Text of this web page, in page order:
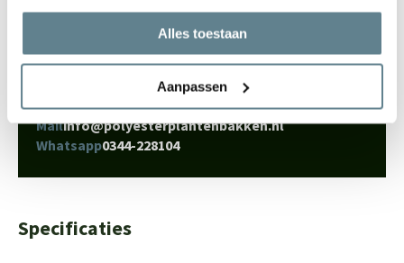
Alles toestaan
Aanpassen
Start chat
Bel0344-228104
Mailinfo@polyesterplantenbakken.nl
Whatsapp0344-228104
Specificaties